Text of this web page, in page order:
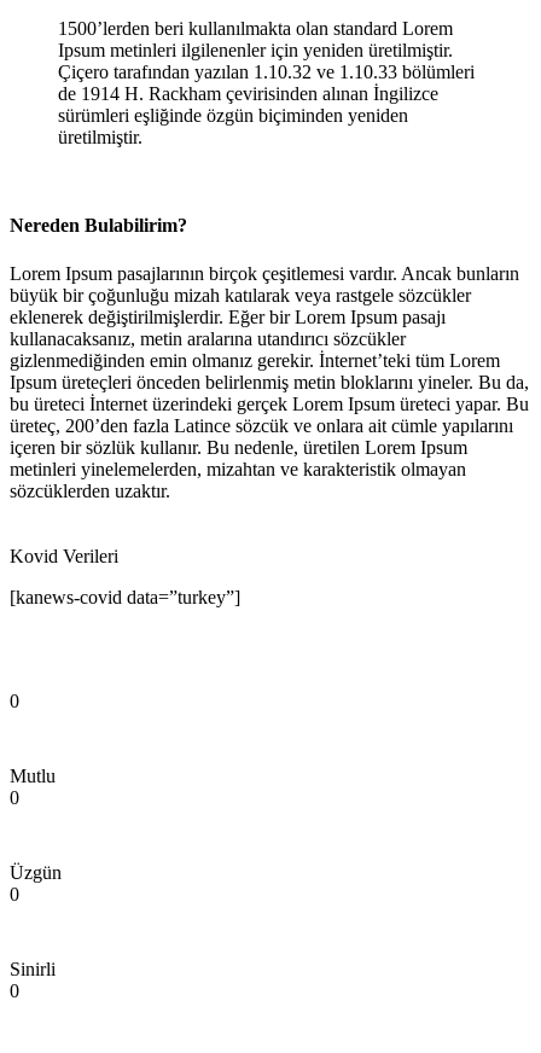
1500’lerden beri kullanılmakta olan standard Lorem
Ipsum metinleri ilgilenenler için yeniden üretilmiştir.
Çiçero tarafından yazılan 1.10.32 ve 1.10.33 bölümleri
de 1914 H. Rackham çevirisinden alınan İngilizce
sürümleri eşliğinde özgün biçiminden yeniden
üretilmiştir.
Nereden Bulabilirim?
Lorem Ipsum pasajlarının birçok çeşitlemesi vardır. Ancak bunların
büyük bir çoğunluğu mizah katılarak veya rastgele sözcükler
eklenerek değiştirilmişlerdir. Eğer bir Lorem Ipsum pasajı
kullanacaksanız, metin aralarına utandırıcı sözcükler
gizlenmediğinden emin olmanız gerekir. İnternet’teki tüm Lorem
Ipsum üreteçleri önceden belirlenmiş metin bloklarını yineler. Bu da,
bu üreteci İnternet üzerindeki gerçek Lorem Ipsum üreteci yapar. Bu
üreteç, 200’den fazla Latince sözcük ve onlara ait cümle yapılarını
içeren bir sözlük kullanır. Bu nedenle, üretilen Lorem Ipsum
metinleri yinelemelerden, mizahtan ve karakteristik olmayan
sözcüklerden uzaktır.
Kovid Verileri
[kanews-covid data=”turkey”]
0
Mutlu
0
Üzgün
0
Sinirli
0